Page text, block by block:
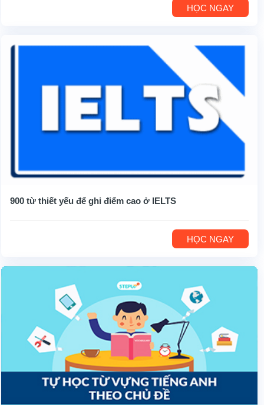
HỌC NGAY
900 từ thiết yếu để ghi điểm cao ở IELTS
HỌC NGAY